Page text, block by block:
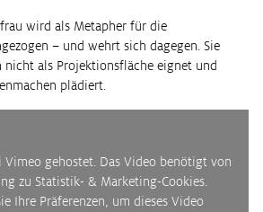
wird als Metapher für die
– und wehrt sich dagegen. Sie
nicht als Projektionsfläche eignet und
plädiert.
Vimeo gehostet. Das Video benötigt von
zu Statistik- & Marketing-Cookies.
Ihre Präferenzen, um dieses Video